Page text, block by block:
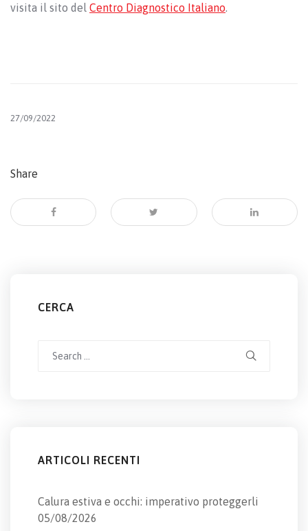
visita il sito del Centro Diagnostico Italiano.
27/09/2022
Share
CERCA
ARTICOLI RECENTI
Calura estiva e occhi: imperativo proteggerli
05/08/2026